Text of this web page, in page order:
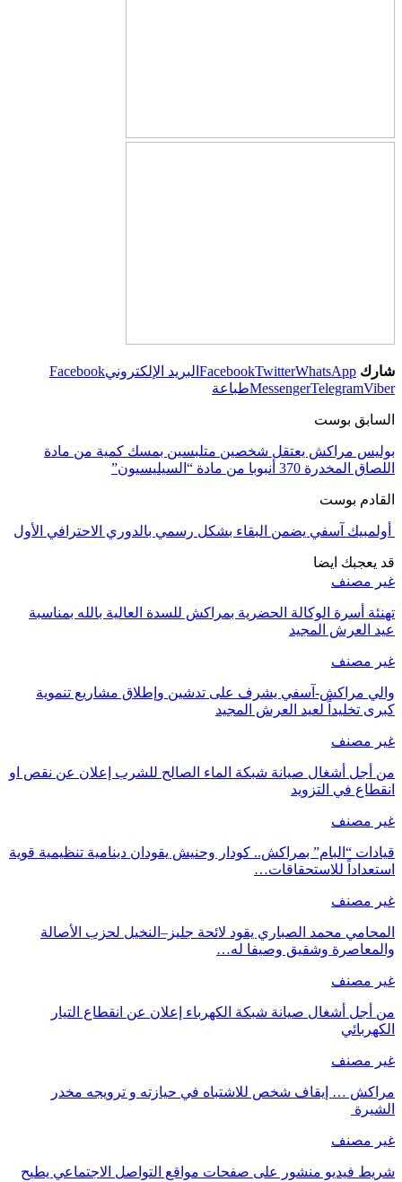
شارك FacebookTwitterWhatsApp البريد الإلكترونيFacebook
MessengerTelegramViber طباعة
السابق بوست
بوليس مراكش يعتقل شخصين متلبسين بمسك كمية من مادة
اللصاق المخدرة 370 أنبوبا من مادة “السيليسيون”
القادم بوست
أولمبيك آسفي يضمن البقاء بشكل رسمي بالدوري الاحترافي الأول
قد يعجبك ايضا
غير مصنف
تهنئة أسرة الوكالة الحضرية بمراكش للسدة العالية بالله بمناسبة
عيد العرش المجيد
غير مصنف
والي مراكش-آسفي يشرف على تدشين وإطلاق مشاريع تنموية
كبرى تخليداً لعيد العرش المجيد
غير مصنف
من أجل أشغال صيانة شبكة الماء الصالح للشرب إعلان عن نقص او
انقطاع في التزويد
غير مصنف
قيادات “البام” بمراكش.. كودار وحنيش يقودان دينامية تنظيمية قوية
استعداداً للاستحقاقات…
غير مصنف
المحامي محمد الصباري يقود لائحة جليز–النخيل لحزب الأصالة
والمعاصرة وشقيق وصيفا له…
غير مصنف
من أجل أشغال صيانة شبكة الكهرباء إعلان عن انقطاع التيار
الكهربائي
غير مصنف
مراكش … إيقاف شخص للاشتباه في حيازته و ترويجه مخدر
الشيرة
غير مصنف
شريط فيديو منشور على صفحات مواقع التواصل الاجتماعي يطيح